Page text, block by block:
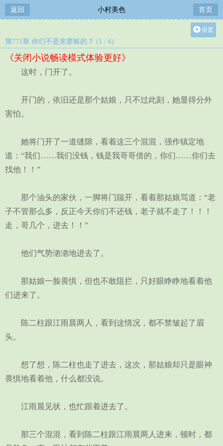
返回 小村美色 首页
设置
第771章 你们不是来要账的？ (1 / 6)
《关闭小说畅读模式体验更好》
这时，门开了。
开门的，依旧还是那个姑娘，只不过此刻，她显得分外
害怕。
她将门开了一道缝隙，看着这三个混混，强作镇定地
道：“我们……我们没钱，钱是我哥哥借的，你们……你们去
找他！！”
那个油头的家伙，一脚将门踹开，看着那姑娘骂道：“老
子不管那么多，反正今天你们不还钱，老子就不走了！！！
走，哥几个，进去！！”
他们气势汹汹地进去了。
那姑娘一脸畏惧，但也不敢阻拦，只好眼睁睁地看着他
们进来了。
陈二柱跟江雨晨两人，看到这情况，都不禁皱起了眉
头。
想了想，陈二柱也走了进去，这次，那姑娘却只是眼神
畏惧地看着他，什么都没说。
江雨晨见状，也忙跟着进去了。
那三个混混，看到陈二柱跟江雨晨两人进来，顿时，都